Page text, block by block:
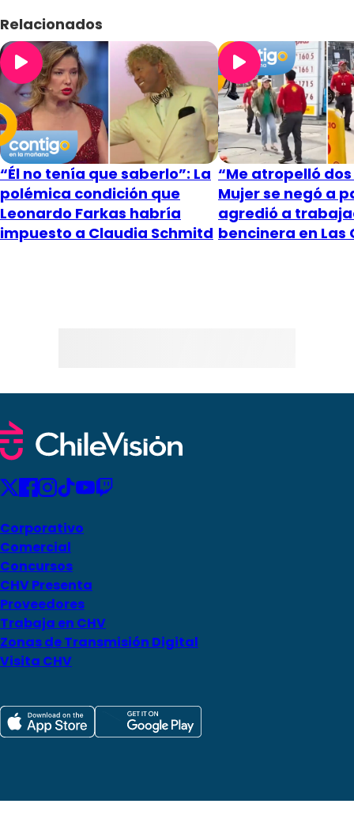
Relacionados
“Él no tenía que saberlo”: La
polémica condición que
Leonardo Farkas habría
impuesto a Claudia Schmitd
“Me atropelló
Mujer se negó a
agredió a
bencinera en Las
Corporativo
Comercial
Concursos
CHV Presenta
Proveedores
Trabaja en CHV
Zonas de Transmisión Digital
Visita CHV